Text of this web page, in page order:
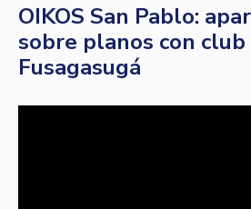
OIKOS San Pablo:
sobre planos con club
Fusagasugá